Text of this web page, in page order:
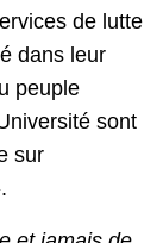
de lutte
dans leur
peuple
sont
sur